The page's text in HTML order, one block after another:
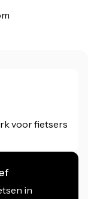
voor fietsers
in